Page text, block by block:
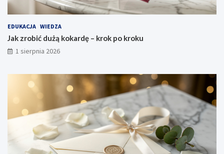
EDUKACJA WIEDZA
Jak zrobić dużą kokardę – krok po kroku
1 sierpnia 2026